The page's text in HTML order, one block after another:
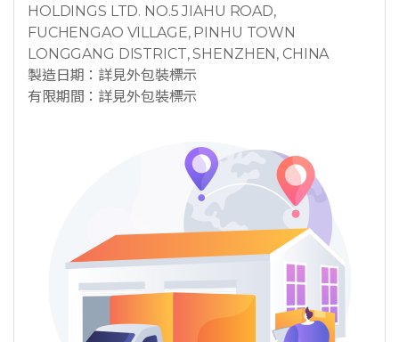
HOLDINGS LTD. NO.5 JIAHU ROAD,
FUCHENGAO VILLAGE, PINHU TOWN
LONGGANG DISTRICT, SHENZHEN, CHINA
製造日期：詳見外包裝標示
有限期間：詳見外包裝標示